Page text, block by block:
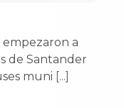
empezaron a
de Santander
muni [...]